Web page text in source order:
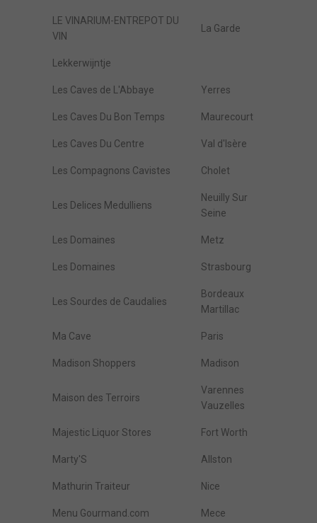
LE VINARIUM-ENTREPOT DU
VIN
La Garde
Lekkerwijntje
Les Caves de L'Abbaye Yerres
Les Caves Du Bon Temps Maurecourt
Les Caves Du Centre Val d'Isère
Les Compagnons Cavistes Cholet
Les Delices Medulliens
Neuilly Sur
Seine
Les Domaines Metz
Les Domaines Strasbourg
Les Sourdes de Caudalies
Bordeaux
Martillac
Ma Cave Paris
Madison Shoppers Madison
Maison des Terroirs
Varennes
Vauzelles
Majestic Liquor Stores Fort Worth
Marty'S Allston
Mathurin Traiteur Nice
Menu Gourmand.com Mece